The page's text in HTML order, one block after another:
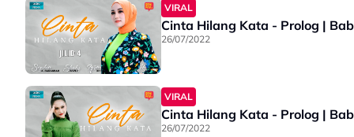
VIRAL
Cinta Hilang Kata - Prolog |
26/07/2022
VIRAL
Cinta Hilang Kata - Prolog |
26/07/2022